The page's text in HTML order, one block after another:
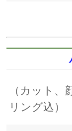
（カット
リング込）